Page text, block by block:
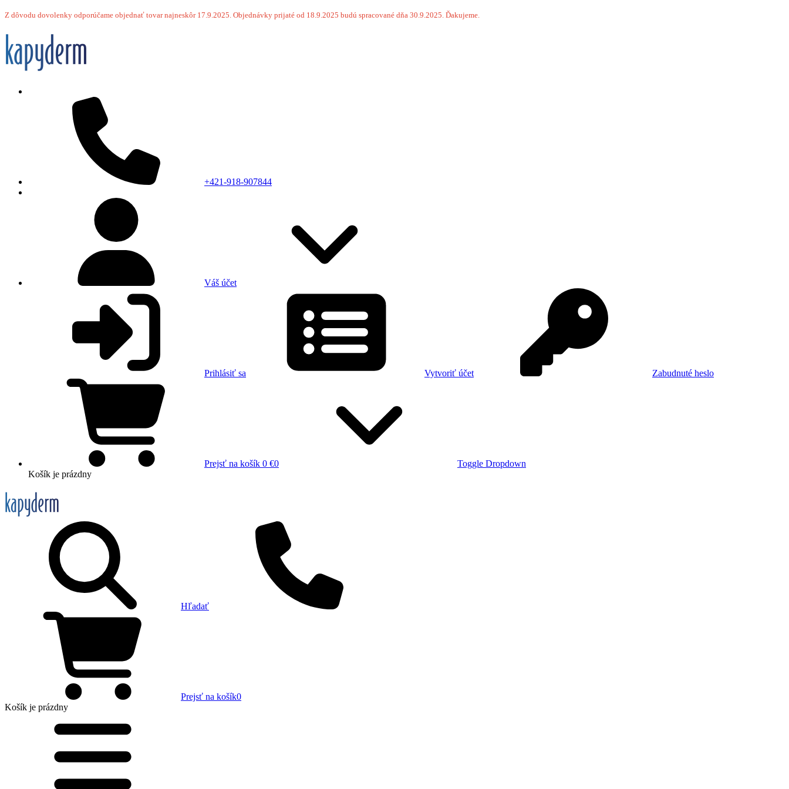
Z dôvodu dovolenky odporúčame objednať tovar najneskôr 17.9.2025. Objednávky prijaté od 18.9.2025 budú spracované dňa 30.9.2025. Ďakujeme.
+421-918-907844
Váš účet
Prihlásiť sa Vytvoriť účet Zabudnuté heslo
Prejsť na košík 0 €0
Toggle Dropdown
Košík je prázdny
Hľadať
Prejsť na košík0
Košík je prázdny